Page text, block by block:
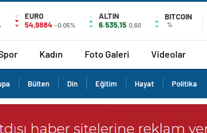
EURO
54,9884 -0.05%
ALTIN
6.535,15 0,60
BITCOIN
%
Kadın Foto Galeri Videolar
Bülten Din Eğitim Hayat Politika